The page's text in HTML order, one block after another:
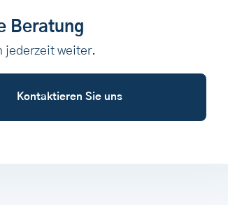
Beratung
jederzeit weiter.
Kontaktieren Sie uns